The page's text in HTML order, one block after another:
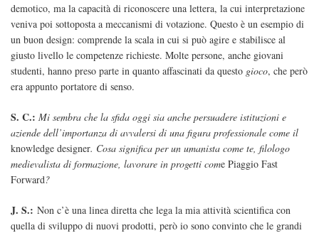
demotico, ma la capacità di riconoscere una lettera, la cui interpretazione
veniva poi sottoposta a meccanismi di votazione. Questo è un esempio di
un buon design: comprende la scala in cui si può agire e stabilisce al
giusto livello le competenze richieste. Molte persone, anche giovani
studenti, hanno preso parte in quanto affascinati da questo gioco, che però
era appunto portatore di senso.
S. C.: Mi sembra che la sfida oggi sia anche persuadere istituzioni e
aziende dell’importanza di avvalersi di una figura professionale come il
knowledge designer. Cosa significa per un umanista come te, filologo
medievalista di formazione, lavorare in progetti come Piaggio Fast
Forward?
J. S.: Non c’è una linea diretta che lega la mia attività scientifica con
quella di sviluppo di nuovi prodotti, però io sono convinto che le grandi